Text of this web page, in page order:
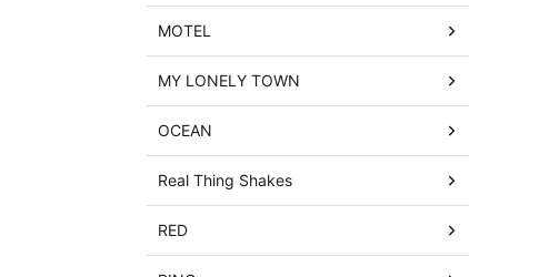
MOTEL
MY LONELY TOWN
OCEAN
Real Thing Shakes
RED